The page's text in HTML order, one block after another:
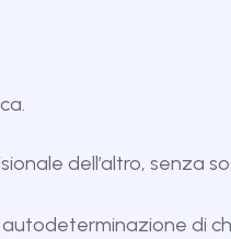
dell’altro, senza
di